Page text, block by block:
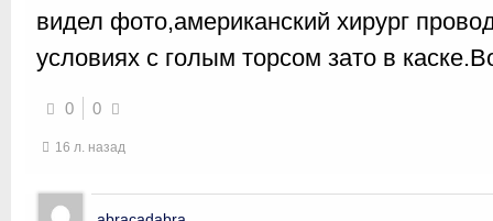
видел фото,американский хирург
условиях с голым торсом зато в
0 0
16 л. назад